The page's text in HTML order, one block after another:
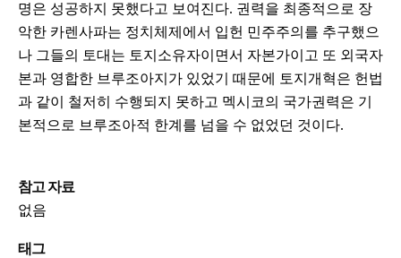
명은 성공하지 못했다고 보여진다. 권력을 최종적으로 장
악한 카렌사파는 정치체제에서 입헌 민주주의를 추구했으
나 그들의 토대는 토지소유자이면서 자본가이고 또 외국자
본과 영합한 브루조아지가 있었기 때문에 토지개혁은 헌법
과 같이 철저히 수행되지 못하고 멕시코의 국가권력은 기
본적으로 브루조아적 한계를 넘을 수 없었던 것이다.
참고 자료
없음
태그